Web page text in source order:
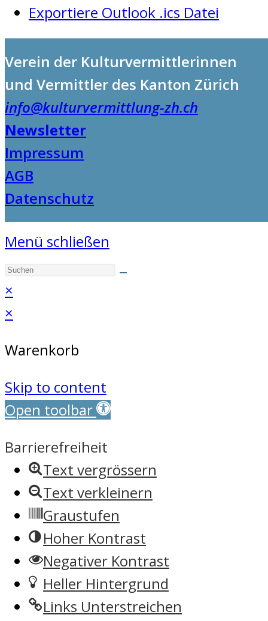
Exportiere Outlook .ics Datei
Verein der Kulturvermittlerinnen
und Vermittler des Kanton Zürich
info@kulturvermittlung-zh.ch
Newsletter
Impressum
AGB
Datenschutz
Menü schließen
×
×
Warenkorb
Skip to content
Open toolbar
Barrierefreiheit
Text vergrössern
Text verkleinern
Graustufen
Hoher Kontrast
Negativer Kontrast
Heller Hintergrund
Links Unterstreichen